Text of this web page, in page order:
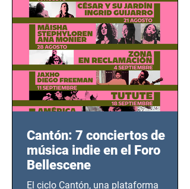
Cantón: 7 conciertos de
música indie en el Foro
Bellescene
El ciclo Cantón, una plataforma